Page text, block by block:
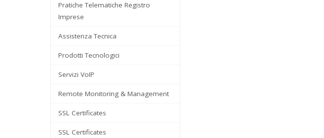
Pratiche Telematiche Registro
Imprese
Assistenza Tecnica
Prodotti Tecnologici
Servizi VoIP
Remote Monitoring & Management
SSL Certificates
SSL Certificates